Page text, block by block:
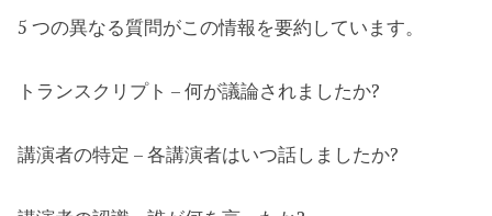
5 つの異なる質問がこの情報を要約しています。
トランスクリプト – 何が議論されましたか?
講演者の特定 – 各講演者はいつ話しましたか?